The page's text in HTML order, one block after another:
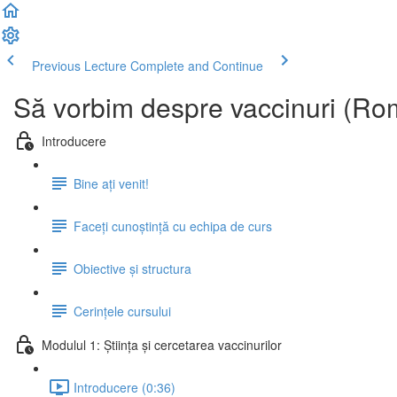
Previous Lecture Complete and Continue
Să vorbim despre vaccinuri
Introducere
Bine ați venit!
Faceți cunoștință cu echipa de curs
Obiective și structura
Cerințele cursului
Modulul 1: Știința și cercetarea vaccinurilor
Introducere (0:36)